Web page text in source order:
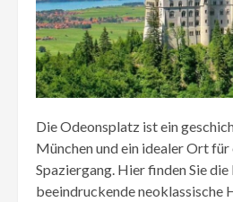
Die Odeonsplatz ist ein
München und ein idealer Ort für
Spaziergang. Hier finden Sie die
beeindruckende neoklassische